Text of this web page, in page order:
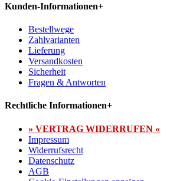
Kunden-Informationen+
Bestellwege
Zahlvarianten
Lieferung
Versandkosten
Sicherheit
Fragen & Antworten
Rechtliche Informationen+
» VERTRAG WIDERRUFEN «
Impressum
Widerrufsrecht
Datenschutz
AGB